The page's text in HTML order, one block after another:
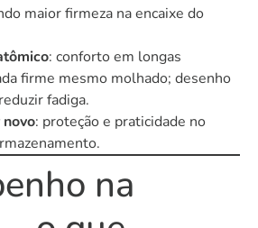
maior firmeza na encaixe do
: conforto em longas
firme mesmo molhado; desenho
fadiga.
: proteção e praticidade no
na